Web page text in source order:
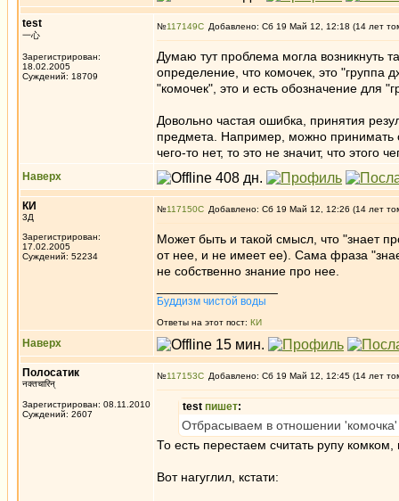
test
一心
Зарегистрирован:
18.02.2005
Суждений: 18709
№117149 Добавлено: Сб 19 Май 12, 12:18 (14 лет
Думаю тут проблема могла возникнуть
определение, что комочек, это "группа
"комочек", это и есть обозначение для
Довольно частая ошибка, принятия
предмета. Например, можно принимать
чего-то нет, то это не значит, что этого
Наверх
КИ
3Д
Зарегистрирован:
17.02.2005
Суждений: 52234
№117150 Добавлено: Сб 19 Май 12, 12:26 (14 лет
Может быть и такой смысл, что "знает
от нее, и не имеет ее). Сама фраза
не собственно знание про нее.
Буддизм чистой воды
Ответы на этот пост: КИ
Наверх
Полосатик
नक्तचारिन्
Зарегистрирован: 08.11.2010
Суждений: 2607
№117153 Добавлено: Сб 19 Май 12, 12:45 (14 лет
test пишет:
Отбрасываем в отношении
То есть перестаем считать рупу
Вот нагуглил, кстати: